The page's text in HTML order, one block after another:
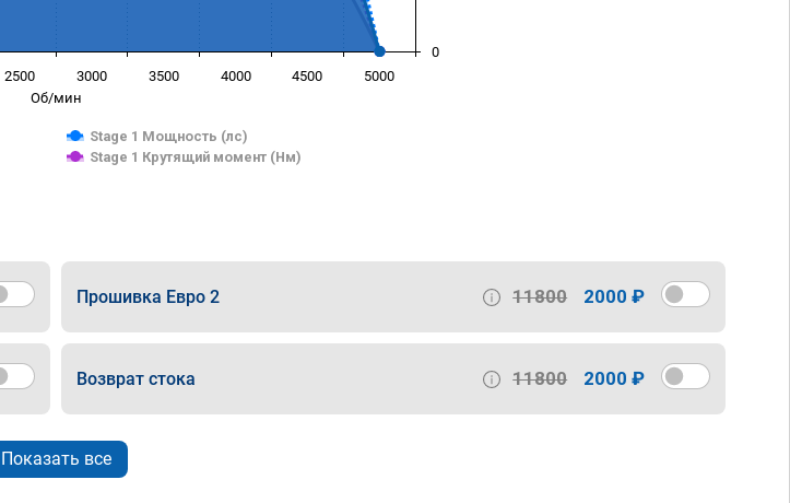
Об/мин
Stage 1 Мощность (лс)
Stage 1 Крутящий момент (Нм)
2500 3000 3500 4000 4500 5000
0
Прошивка Евро 2 11800 2000 ₽
Возврат стока 11800 2000 ₽
Показать все